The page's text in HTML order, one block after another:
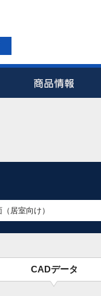
CADデータ